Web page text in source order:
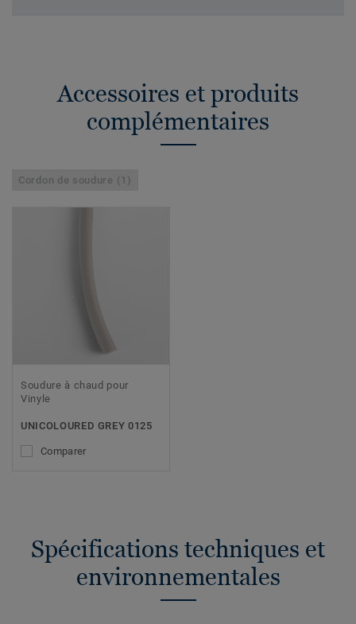
Accessoires et produits
complémentaires
Cordon de soudure (1)
Soudure à chaud pour
Vinyle
UNICOLOURED GREY 0125
Comparer
Spécifications techniques et
environnementales